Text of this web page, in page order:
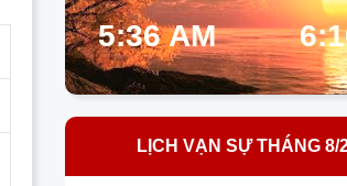
5:36 AM
LỊCH VẠN SỰ THÁNG 8/